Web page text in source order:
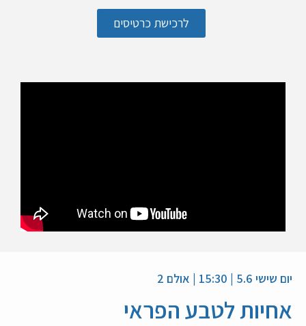
לרכישת כרטיסים
יום שישי 5.6 | 15:30 | אולם 2
אחיות לטבע הפראי